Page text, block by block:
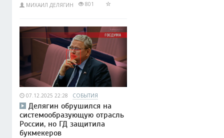
МИХАИЛ ДЕЛЯГИН 801
07.12.2025 22:28 СОБЫТИЯ
Делягин обрушился на
системообразующую отрасль
России, но ГД защитила
букмекеров